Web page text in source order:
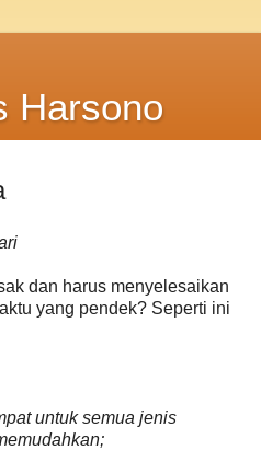
Harsono
dan harus menyelesaikan
yang pendek? Seperti ini
untuk semua jenis